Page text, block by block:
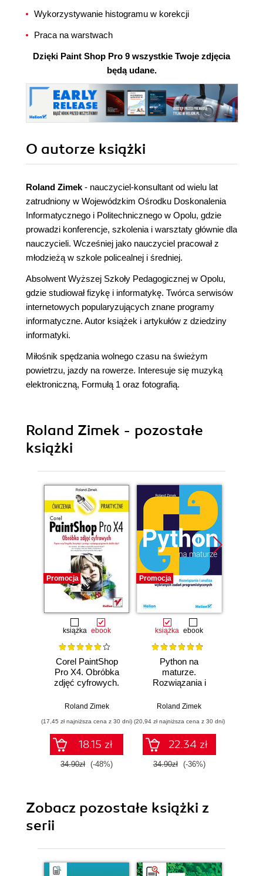
Wykorzystywanie histogramu w korekcji
Praca na warstwach
Dzięki Paint Shop Pro 9 wszystkie Twoje zdjęcia
będą udane.
O autorze książki
Roland Zimek - nauczyciel-konsultant od wielu lat
zatrudniony w Wojewódzkim Ośrodku Doskonalenia
Informatycznego i Politechnicznego w Opolu, gdzie
prowadzi konferencje, szkolenia i warsztaty głównie dla
nauczycieli. Wcześniej jako nauczyciel pracował z
młodzieżą w szkole policealnej i średniej.
Absolwent Wyższej Szkoły Pedagogicznej w Opolu,
gdzie studiował fizykę i informatykę. Twórca serwisów
internetowych popularyzujących znane programy
informatyczne. Autor książek i artykułów z dziedziny
informatyki.
Miłośnik spędzania wolnego czasu na świeżym
powietrzu, jazdy na rowerze. Interesuje się muzyką
elektroniczną, Formułą 1 oraz fotografią.
Roland Zimek - pozostałe
książki
Promocja
książka ebook
Corel PaintShop
Pro X4. Obróbka
zdjęć cyfrowych.
praktyczne
Roland Zimek
(17,45 zł najniższa cena z 30 dni)
18.15 zł
34.90zł (-48%)
Promocja
książka ebook
Python na
maturze.
Rozwiązania i
zadań
Roland Zimek
(20,94 zł najniższa cena z 30 dni)
22.34 zł
34.90zł (-36%)
Zobacz pozostałe książki z
serii